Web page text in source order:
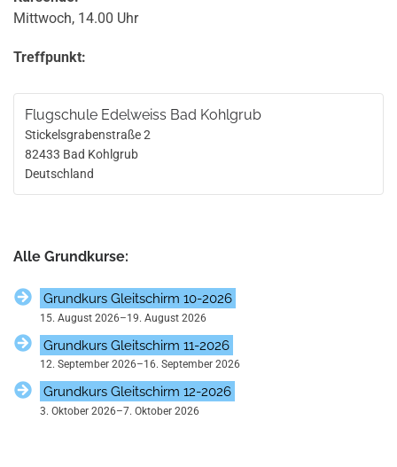
Mittwoch, 14.00 Uhr
Treffpunkt:
Flugschule Edelweiss Bad Kohlgrub
Stickelsgrabenstraße 2
82433 Bad Kohlgrub
Deutschland
Alle Grundkurse:
Grundkurs Gleitschirm 10-2026
15. August 2026–19. August 2026
Grundkurs Gleitschirm 11-2026
12. September 2026–16. September 2026
Grundkurs Gleitschirm 12-2026
3. Oktober 2026–7. Oktober 2026